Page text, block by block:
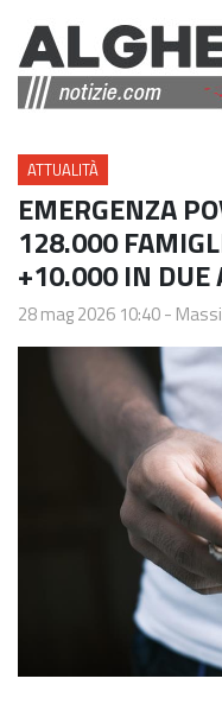
ATTUALITÀ
EMERGENZA
128.000
+10.000 IN DUE
28 mag 2026 10:40-